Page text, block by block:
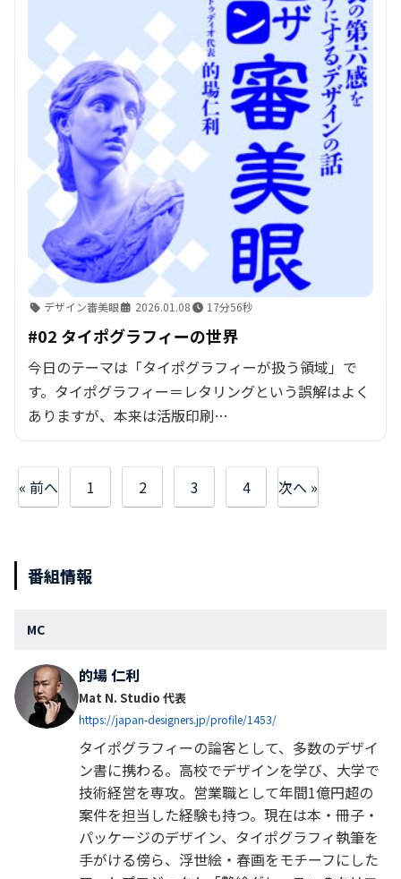
デザイン審美眼 2026.01.08 17分56秒
#02 タイポグラフィーの世界
今日のテーマは「タイポグラフィーが扱う領域」で
す。タイポグラフィー＝レタリングという誤解はよく
ありますが、本来は活版印刷…
« 前へ 1 2 3 4 次へ »
番組情報
MC
的場 仁利
Mat N. Studio 代表
https://japan-designers.jp/profile/1453/
タイポグラフィーの論客として、多数のデザイ
ン書に携わる。高校でデザインを学び、大学で
技術経営を専攻。営業職として年間1億円超の
案件を担当した経験も持つ。現在は本・冊子・
パッケージのデザイン、タイポグラフィ執筆を
手がける傍ら、浮世絵・春画をモチーフにした